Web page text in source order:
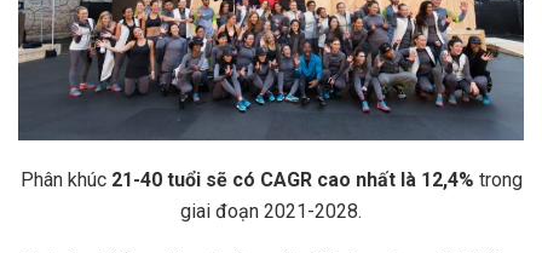
Phân khúc 21-40 tuổi sẽ có CAGR cao nhất là 12,4% trong
giai đoạn 2021-2028.